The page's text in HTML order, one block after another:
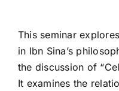
This seminar
in Ibn Sina’s
the discussion of
It examines the